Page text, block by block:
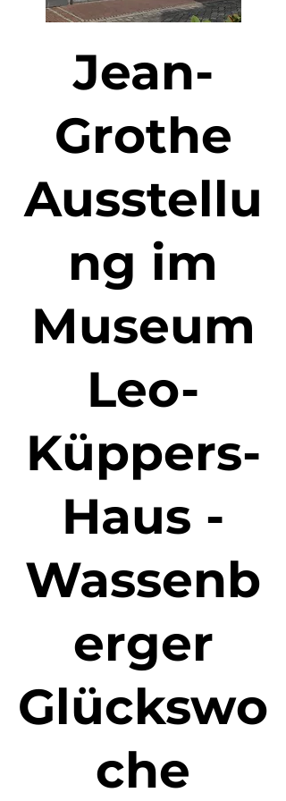
Jean-
Grothe
Ausstellu
ng im
Museum
Leo-
Küppers-
Haus -
Wassenb
erger
Glückswo
che